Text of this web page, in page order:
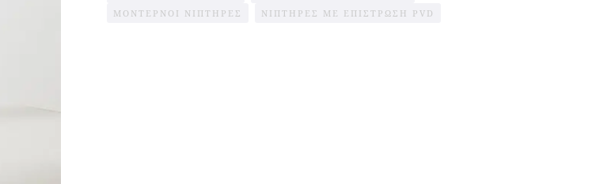
ΜΟΝΤΕΡΝΟΙ ΝΙΠΤΗΡΕΣ
ΝΙΠΤΉΡΕΣ ΜΕ ΕΠΊΣΤΡΩΣΗ PVD